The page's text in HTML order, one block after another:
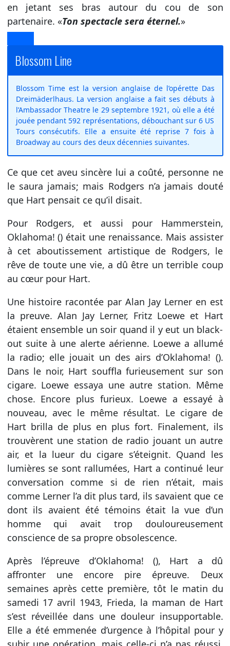
en jetant ses bras autour du cou de son
partenaire. «Ton spectacle sera éternel.»
Blossom Line
Blossom Time est la version anglaise de l’opérette Das
Dreimäderlhaus. La version anglaise a fait ses débuts à
l’Ambassador Theatre le 29 septembre 1921, où elle a été
jouée pendant 592 représentations, débouchant sur 6 US
Tours consécutifs. Elle a ensuite été reprise 7 fois à
Broadway au cours des deux décennies suivantes.
Ce que cet aveu sincère lui a coûté, personne ne
le saura jamais; mais Rodgers n’a jamais douté
que Hart pensait ce qu’il disait.
Pour Rodgers, et aussi pour Hammerstein,
Oklahoma! () était une renaissance. Mais assister
à cet aboutissement artistique de Rodgers, le
rêve de toute une vie, a dû être un terrible coup
au cœur pour Hart.
Une histoire racontée par Alan Jay Lerner en est
la preuve. Alan Jay Lerner, Fritz Loewe et Hart
étaient ensemble un soir quand il y eut un black-
out suite à une alerte aérienne. Loewe a allumé
la radio; elle jouait un des airs d’Oklahoma! ().
Dans le noir, Hart souffla furieusement sur son
cigare. Loewe essaya une autre station. Même
chose. Encore plus furieux. Loewe a essayé à
nouveau, avec le même résultat. Le cigare de
Hart brilla de plus en plus fort. Finalement, ils
trouvèrent une station de radio jouant un autre
air, et la lueur du cigare s’éteignit. Quand les
lumières se sont rallumées, Hart a continué leur
conversation comme si de rien n’était, mais
comme Lerner l’a dit plus tard, ils savaient que ce
dont ils avaient été témoins était la vue d’un
homme qui avait trop douloureusement
conscience de sa propre obsolescence.
Après l’épreuve d’Oklahoma! (), Hart a dû
affronter une encore pire épreuve. Deux
semaines après cette première, tôt le matin du
samedi 17 avril 1943, Frieda, la maman de Hart
s’est réveillée dans une douleur insupportable.
Elle a été emmenée d’urgence à l’hôpital pour y